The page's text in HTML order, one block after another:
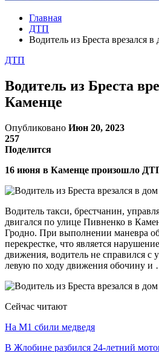
Главная
ДТП
Водитель из Бреста врезался
ДТП
Водитель из Бреста
Каменце
Опубликовано Июн 20, 2023
257
Поделится
16 июня в Каменце произошло
Водитель такси, брестчанин,
двигался по улице Пивненко в
Гродно. При выполнении маневра
перекрестке, что является
движения, водитель не справился с
левую по ходу движения обочину и
Сейчас читают
На М1 сбили медведя
В Жлобине разбился 24-летний